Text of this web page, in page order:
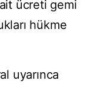
ücreti gemi
hükme
uyarınca